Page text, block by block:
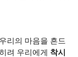
리의 마음을 흔드
려 우리에게 착시